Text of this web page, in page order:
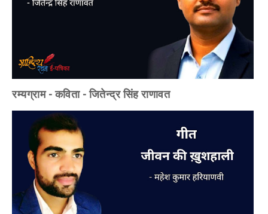
रम्यग्राम - कविता - जितेन्द्र सिंह राणावत